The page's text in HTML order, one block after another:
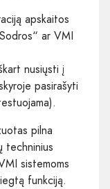
apskaitos
ar VMI
nusiųsti į
pasirašyti
pilna
techninius
sistemoms
funkciją.